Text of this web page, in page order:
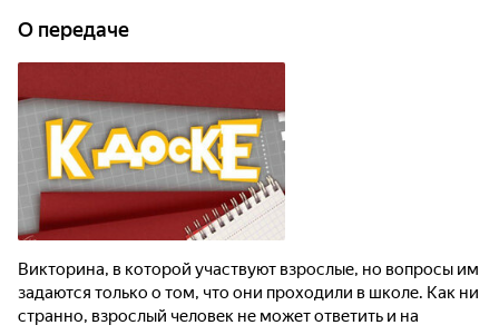
О передаче
Викторина, в которой участвуют взрослые, но вопросы им
задаются только о том, что они проходили в школе. Как ни
странно, взрослый человек не может ответить и на